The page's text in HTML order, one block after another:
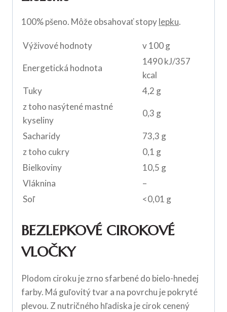
100% pšeno. Môže obsahovať stopylepku.
Výživové hodnoty v 100 g
Energetická hodnota
1490 kJ/357
kcal
Tuky
4,2 g
z toho nasýtené mastné
kyseliny
0,3 g
Sacharidy
73,3 g
z toho cukry
0,1 g
Bielkoviny
10,5 g
Vláknina
–
Soľ
<0,01 g
BEZLEPKOVÉ CIROKOVÉ
VLOČKY
Plodom ciroku je zrno sfarbené do bielo-hnedej
farby. Má guľovitý tvar a na povrchu je pokryté
plevou. Z nutričného hľadiska je cirok cenený